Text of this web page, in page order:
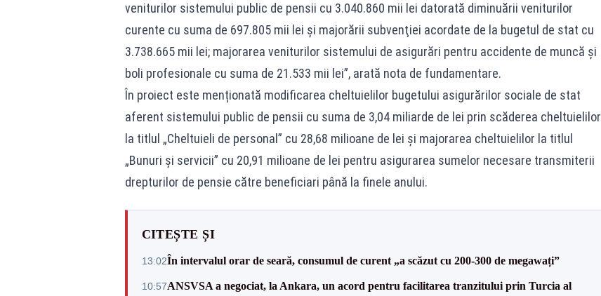
veniturilor sistemului public de pensii cu 3.040.860 mii lei datorată diminuării veniturilor
curente cu suma de 697.805 mii lei şi majorării subvenţiei acordate de la bugetul de stat cu
3.738.665 mii lei; majorarea veniturilor sistemului de asigurări pentru accidente de muncă şi
boli profesionale cu suma de 21.533 mii lei”, arată nota de fundamentare.
În proiect este menționată modificarea cheltuielilor bugetului asigurărilor sociale de stat
aferent sistemului public de pensii cu suma de 3,04 miliarde de lei prin scăderea cheltuielilor
la titlul „Cheltuieli de personal” cu 28,68 milioane de lei şi majorarea cheltuielilor la titlul
„Bunuri şi servicii” cu 20,91 milioane de lei pentru asigurarea sumelor necesare transmiterii
drepturilor de pensie către beneficiari până la finele anului.
CITEȘTE ȘI
13:02În intervalul orar de seară, consumul de curent „a scăzut cu 200-300 de megawați”
10:57ANSVSA a negociat, la Ankara, un acord pentru facilitarea tranzitului prin Turcia al